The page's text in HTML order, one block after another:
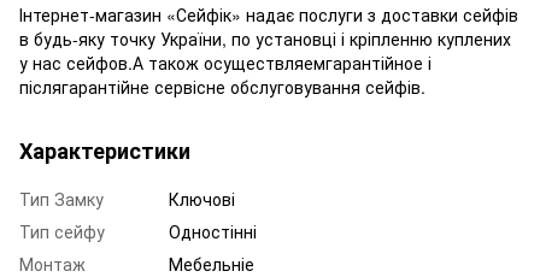
Інтернет-магазин «Сейфік» надає послуги з доставки сейфів
в будь-яку точку України, по установці і кріпленню куплених
у нас сейфов.А також осуществляемгарантійное і
післягарантійне сервісне обслуговування сейфів.
Характеристики
Тип Замку
Ключові
Тип сейфу
Одностінні
Монтаж
Мебельніе